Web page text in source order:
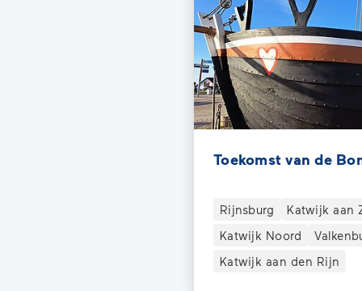
Toekomst van de
Rijnsburg
Katwijk aan
Katwijk Noord
Katwijk aan den Rijn